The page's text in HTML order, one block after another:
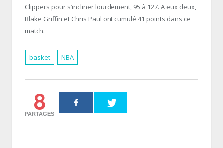
Clippers pour s’incliner lourdement, 95 à 127. A eux deux,
Blake Griffin et Chris Paul ont cumulé 41 points dans ce
match.
basket NBA
8
PARTAGES